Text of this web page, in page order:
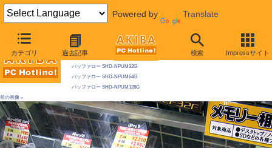
Powered by Translate
カテゴリ 過去記事 検索 Impressサイト
AKIBA PC Hotline! 2009年5月2日号
今週見つけた新製品：ハードディスク
バッファロー SHD-NPUM32G
バッファロー SHD-NPUM64G
バッファロー SHD-NPUM128G
前の画像←